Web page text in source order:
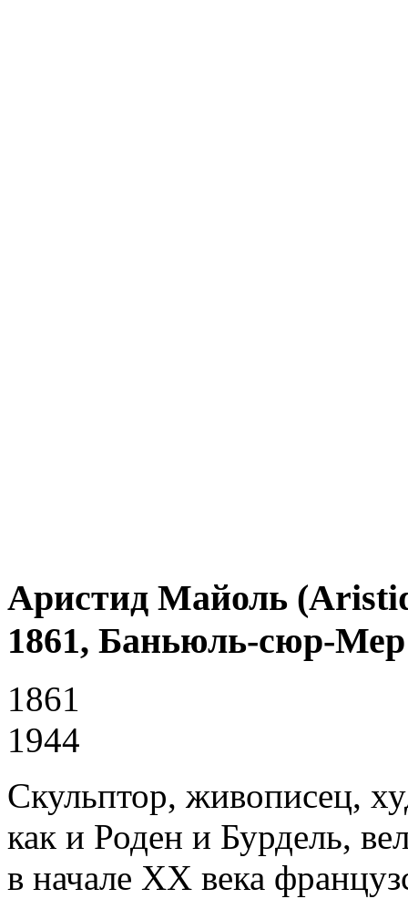
Аристид Майоль
1861, Баньюль-сюр-
1861
1944
Скульптор, живописец,
как и Роден и Бурдель,
в начале XX века